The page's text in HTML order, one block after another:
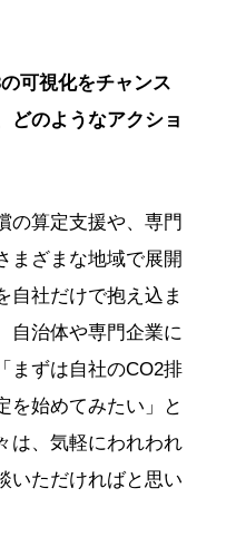
可視化をチャンス
どのようなアクショ
の算定支援や、専門
まざまな地域で展開
自社だけで抱え込ま
自治体や専門企業に
まずは自社のCO2排
を始めてみたい」と
は、気軽にわれわれ
いただければと思い